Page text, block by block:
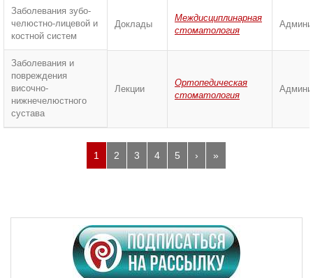
Заболевания зубо-
челюстно-лицевой и
костной систем
Доклады
Междисциплинарная
стоматология
Заболевания и
повреждения
височно-
нижнечелюстного
сустава
Лекции
Ортопедическая
стоматология
1 2 3 4 5 › »